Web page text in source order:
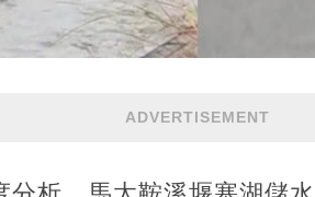
ADVERTISEMENT